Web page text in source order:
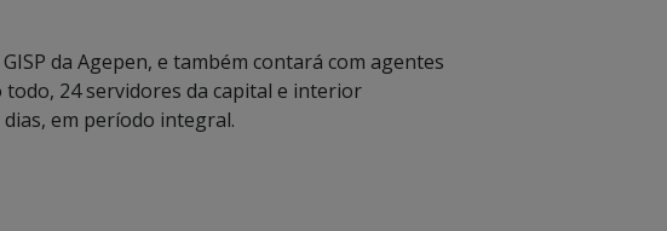
da Agepen, e também contará com agentes
24 servidores da capital e interior
em período integral.